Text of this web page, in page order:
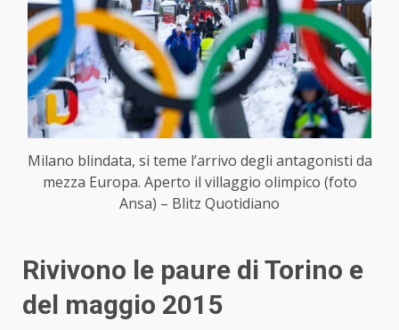
Milano blindata, si teme l’arrivo degli antagonisti da
mezza Europa. Aperto il villaggio olimpico (foto
Ansa) – Blitz Quotidiano
Rivivono le paure di Torino e
del maggio 2015